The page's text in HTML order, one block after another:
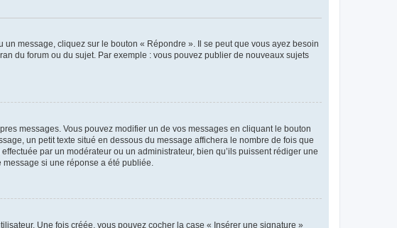
message, cliquez sur le bouton « Répondre ». Il se peut que vous ayez besoin
du forum ou du sujet. Par exemple : vous pouvez publier de nouveaux sujets
messages. Vous pouvez modifier un de vos messages en cliquant le bouton
un petit texte situé en dessous du message affichera le nombre de fois que
par un modérateur ou un administrateur, bien qu’ils puissent rédiger une
si une réponse a été publiée.
Une fois créée, vous pouvez cocher la case « Insérer une signature »